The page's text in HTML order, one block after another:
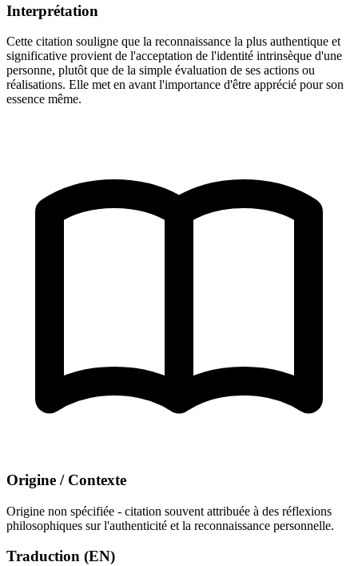
Interprétation
Cette citation souligne que la reconnaissance la plus authentique et
significative provient de l'acceptation de l'identité intrinsèque d'une
personne, plutôt que de la simple évaluation de ses actions ou
réalisations. Elle met en avant l'importance d'être apprécié pour son
essence même.
Origine / Contexte
Origine non spécifiée - citation souvent attribuée à des réflexions
philosophiques sur l'authenticité et la reconnaissance personnelle.
Traduction (EN)